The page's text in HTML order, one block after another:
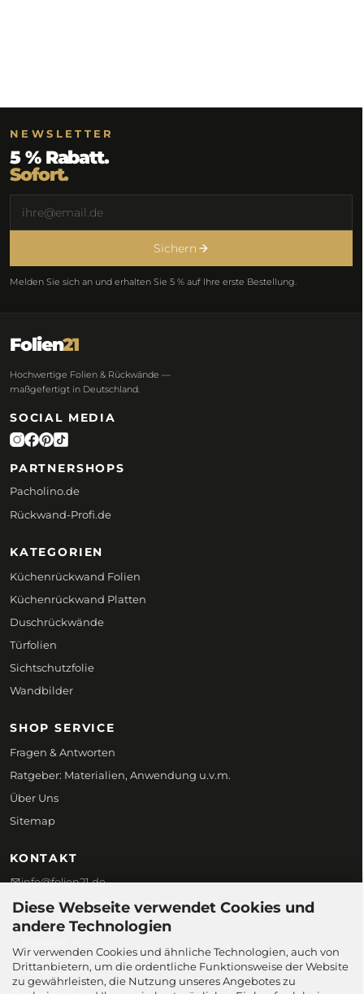
Diese Webseite verwendet Cookies und
andere Technologien
Wir verwenden Cookies und ähnliche Technologien, auch von
Drittanbietern, um die ordentliche Funktionsweise der Website
zu gewährleisten, die Nutzung unseres Angebotes zu
NEWSLETTER
5 % Rabatt.
Sofort.
Sichern
Melden Sie sich an und erhalten Sie 5 % auf Ihre erste Bestellung.
Folien21
Hochwertige Folien & Rückwände —
maßgefertigt in Deutschland.
SOCIAL MEDIA
PARTNERSHOPS
Pacholino.de
Rückwand-Profi.de
KATEGORIEN
Küchenrückwand Folien
Küchenrückwand Platten
Duschrückwände
Türfolien
Sichtschutzfolie
Wandbilder
SHOP SERVICE
Fragen & Antworten
Ratgeber: Materialien, Anwendung u.v.m.
Über Uns
Sitemap
KONTAKT
info@folien21.de
+49 (0) 172 186 45 98
Folien21
58097 Hagen,
Deutschland